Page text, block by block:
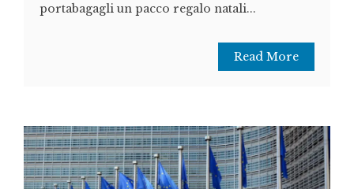
portabagagli un pacco regalo natali...
Read More